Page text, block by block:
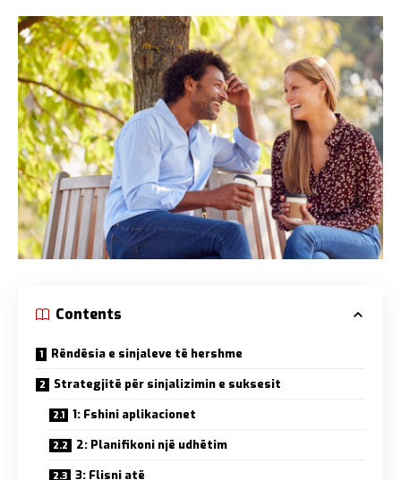
Contents
Rëndësia e sinjaleve të hershme
Strategjitë për sinjalizimin e suksesit
1: Fshini aplikacionet
2: Planifikoni një udhëtim
3: Flisni atë